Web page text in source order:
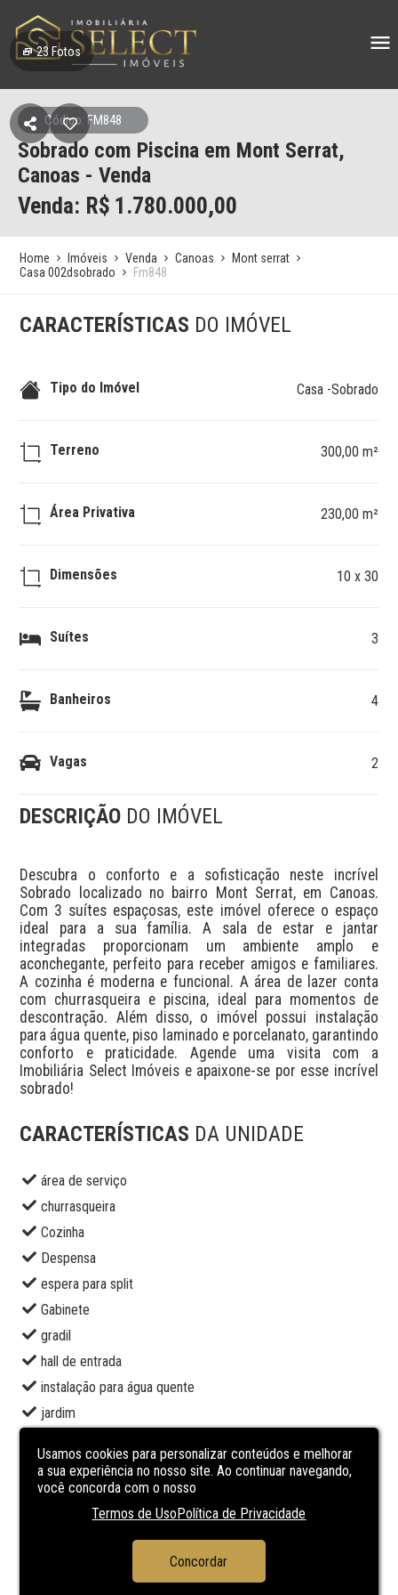
23 Fotos
Código: FM848
Sobrado com Piscina em Mont Serrat,
Canoas - Venda
Venda: R$ 1.780.000,00
Home Imóveis Venda Canoas
Mont serrat
Casa 002dsobrado
Fm848
CARACTERÍSTICAS DO IMÓVEL
Tipo do Imóvel Casa -Sobrado
Terreno 300,00 m²
Área Privativa 230,00 m²
Dimensões 10 x 30
Suítes 3
Banheiros 4
Vagas 2
DESCRIÇÃO DO IMÓVEL
Descubra o conforto e a sofisticação neste incrível
Sobrado localizado no bairro Mont Serrat, em Canoas.
Com 3 suítes espaçosas, este imóvel oferece o espaço
ideal para a sua família. A sala de estar e jantar
integradas proporcionam um ambiente amplo e
aconchegante, perfeito para receber amigos e familiares.
A cozinha é moderna e funcional. A área de lazer conta
com churrasqueira e piscina, ideal para momentos de
descontração. Além disso, o imóvel possui instalação
para água quente, piso laminado e porcelanato, garantindo
conforto e praticidade. Agende uma visita com a
Imobiliária Select Imóveis e apaixone-se por esse incrível
sobrado!
CARACTERÍSTICAS DA UNIDADE
área de serviço
churrasqueira
Cozinha
Despensa
espera para split
Gabinete
gradil
hall de entrada
instalação para água quente
jardim
lavabo
piscina
piso laminado
Usamos cookies para personalizar conteúdos e melhorar
a sua experiência no nosso site. Ao continuar navegando,
você concorda com o nosso
Termos de UsoPolítica de Privacidade
Concordar